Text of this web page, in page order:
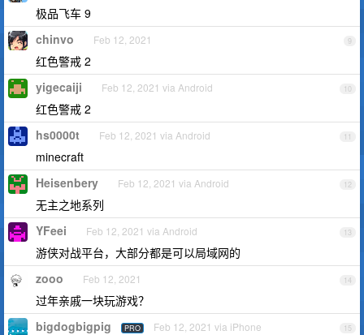
极品飞车 9
9
chinvo Feb 12, 2021
红色警戒 2
10
yigecaiji Feb 12, 2021 via Android
红色警戒 2
11
hs0000t Feb 12, 2021 via Android
minecraft
12
Heisenbery Feb 12, 2021 via Android
无主之地系列
13
YFeei Feb 12, 2021 via Android
游侠对战平台，大部分都是可以局域网的
14
zooo Feb 12, 2021
过年亲戚一块玩游戏？
15
bigdogbigpig PRO Feb 12, 2021 via iPhone